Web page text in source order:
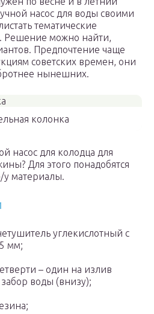
насос для воды своими
тематические
Решение можно найти,
Предпочтение чаще
советских времен, они
нынешних.
колонка
насос для колодца для
Для этого понадобятся
у материалы.
углекислотный с
мм;
– один на излив
воды (внизу);